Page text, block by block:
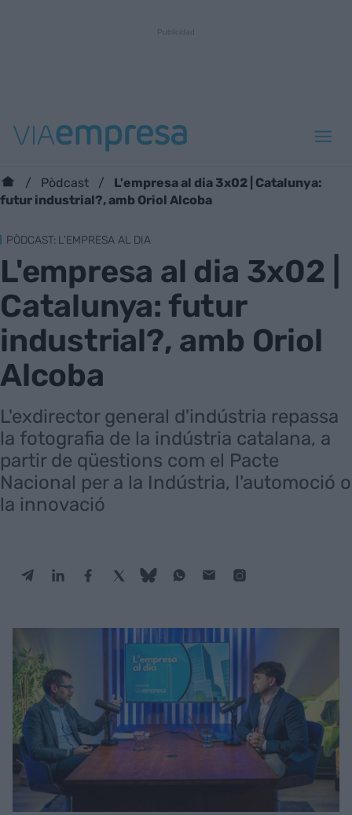
Pòdcast
L'empresa al dia 3x02 | Catalunya:
futur industrial?, amb Oriol Alcoba
PÒDCAST: L'EMPRESA AL DIA
L'empresa al dia 3x02 |
Catalunya: futur
industrial?, amb Oriol
Alcoba
L'exdirector general d'indústria repassa
la fotografia de la indústria catalana, a
partir de qüestions com el Pacte
Nacional per a la Indústria, l'automoció o
la innovació